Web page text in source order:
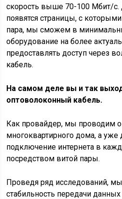
скорость выше 70-100 Мбит/
появятся страницы, с
пара, мы сможем в
оборудование на более
предоставлять доступ через
кабель.
На самом деле вы и так
оптоволоконный кабель.
Как провайдер, мы проводим
многоквартирного дома, а
подключение интернета в
посредством витой пары.
Проведя ряд исследований,
стабильность передачи